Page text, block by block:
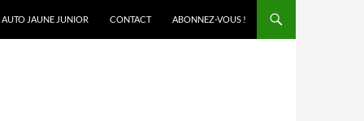
AUTO JAUNE JUNIOR CONTACT ABONNEZ-VOUS !